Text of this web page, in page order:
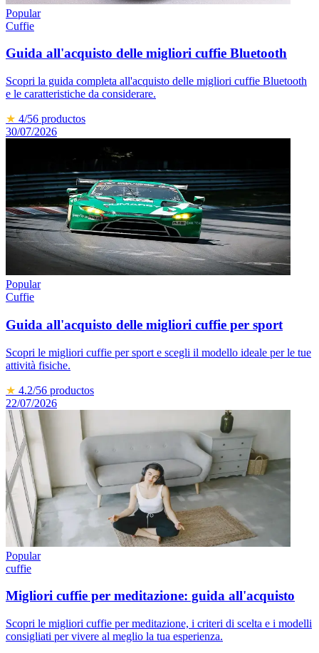
Popular
Cuffie
Guida all'acquisto delle migliori cuffie Bluetooth
Scopri la guida completa all'acquisto delle migliori cuffie Bluetooth
e le caratteristiche da considerare.
★ 4/56 productos
30/07/2026
Popular
Cuffie
Guida all'acquisto delle migliori cuffie per sport
Scopri le migliori cuffie per sport e scegli il modello ideale per le tue
attività fisiche.
★ 4.2/56 productos
22/07/2026
Popular
cuffie
Migliori cuffie per meditazione: guida all'acquisto
Scopri le migliori cuffie per meditazione, i criteri di scelta e i modelli
consigliati per vivere al meglio la tua esperienza.